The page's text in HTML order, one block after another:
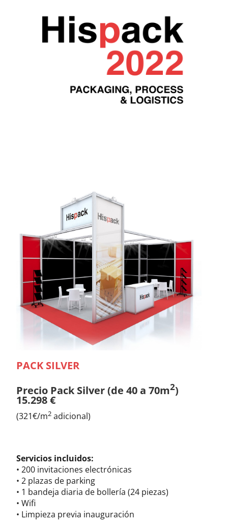
PACK SILVER
Precio Pack Silver (de 40 a 70m2)
15.298 €
(321€/m2 adicional)
Servicios incluidos:
•200 invitaciones electrónicas
•2 plazas de parking
• 1 bandeja diaria de bollería (24 piezas)
•Wifi
• Limpieza previa inauguración